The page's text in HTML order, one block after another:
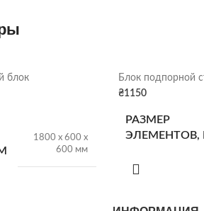
Коричневый, Чёрный
блок
1800 х 600 х
600 мм
Блок подпорной
₴1150
РАЗМЕР
ЭЛЕМЕНТОВ,